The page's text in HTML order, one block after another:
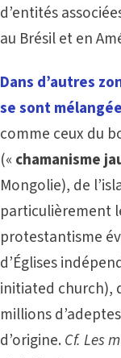
d’entités
au Brésil et en
Dans d’autres
se sont
comme ceux du
(« chamanisme
Mongolie), de
particulièrement
protestantisme
d’Églises
initiated church),
millions
d’origine. Cf.Les